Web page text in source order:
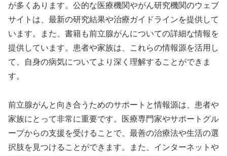
が多くあります。公的な医療機関やがん研究機関のウェブ
サイトは、最新の研究結果や治療ガイドラインを提供して
います。また、書籍も前立腺がんについての詳細な情報を
提供しています。患者や家族は、これらの情報源を活用し
て、自身の病気についてより深く理解することができま
す。
前立腺がんと向き合うためのサポートと情報源は、患者や
家族にとって非常に重要です。医療専門家やサポートグル
ープからの支援を受けることで、最善の治療法や生活の選
択肢を見つけることができます。また、インターネットや